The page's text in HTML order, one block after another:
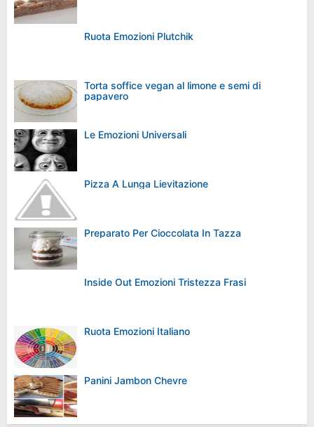
Ruota Emozioni Plutchik
Torta soffice vegan al limone e semi di
papavero
Le Emozioni Universali
Pizza A Lunga Lievitazione
Preparato Per Cioccolata In Tazza
Inside Out Emozioni Tristezza Frasi
Ruota Emozioni Italiano
Panini Jambon Chevre